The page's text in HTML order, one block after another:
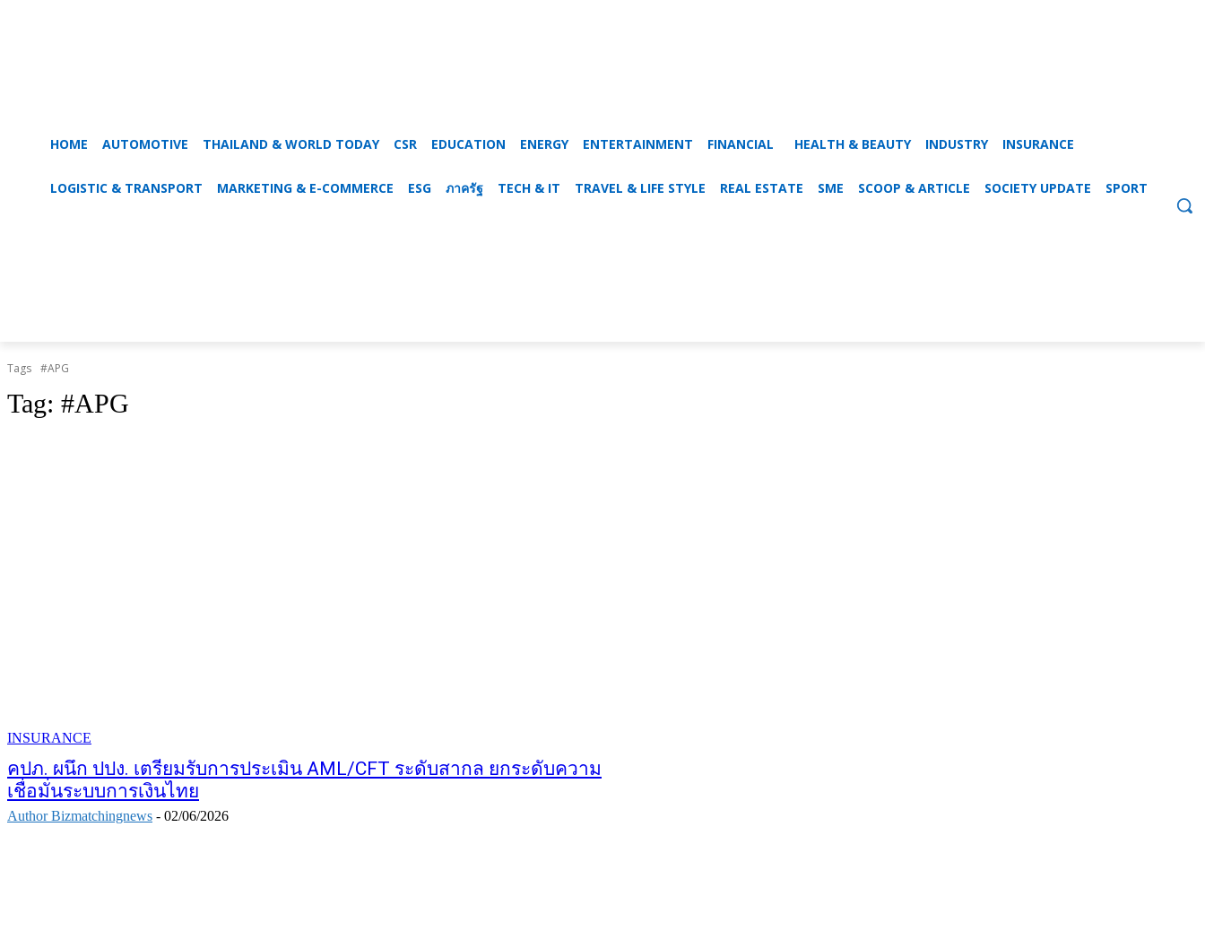
HOME AUTOMOTIVE THAILAND & WORLD TODAY CSR EDUCATION ENERGY ENTERTAINMENT FINANCIAL HEALTH & BEAUTY INDUSTRY INSURANCE
LOGISTIC & TRANSPORT MARKETING & E-COMMERCE ESG ภาครัฐ TECH & IT TRAVEL & LIFE STYLE REAL ESTATE SME SCOOP & ARTICLE SOCIETY UPDATE SPORT
Tags #APG
Tag: #APG
INSURANCE
คปภ. ผนึก ปปง. เตรียมรับการประเมิน AML/CFT ระดับสากล ยกระดับความ
เชื่อมั่นระบบการเงินไทย
Author Bizmatchingnews - 02/06/2026